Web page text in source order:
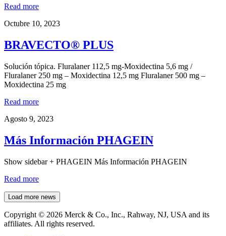
Read more
Octubre 10, 2023
BRAVECTO® PLUS
Solución tópica. Fluralaner 112,5 mg-Moxidectina 5,6 mg /
Fluralaner 250 mg – Moxidectina 12,5 mg Fluralaner 500 mg –
Moxidectina 25 mg
Read more
Agosto 9, 2023
Más Información PHAGEIN
Show sidebar + PHAGEIN Más Información PHAGEIN
Read more
Load more news
Copyright © 2026 Merck & Co., Inc., Rahway, NJ, USA and its
affiliates. All rights reserved.